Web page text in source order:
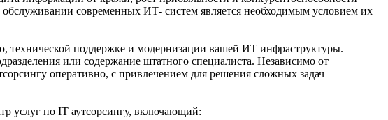
современных ИТ- систем является необходимым условием их
поддержке и модернизации вашей ИТ инфраструктуры.
или содержание штатного специалиста. Независимо от
оперативно, с привлечением для решения сложных задач
услуг по IT аутсорсингу, включающий: